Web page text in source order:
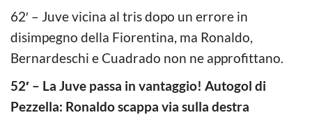
62′ – Juve vicina al tris dopo un errore in
disimpegno della Fiorentina, ma Ronaldo,
Bernardeschi e Cuadrado non ne approfittano.
52′ – La Juve passa in vantaggio! Autogol di
Pezzella: Ronaldo scappa via sulla destra